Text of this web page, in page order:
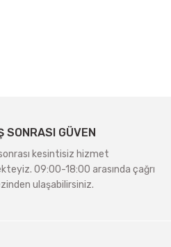
SONRASI GÜVEN
kesintisiz hizmet
09:00-18:00 arasında çağrı
ulaşabilirsiniz.